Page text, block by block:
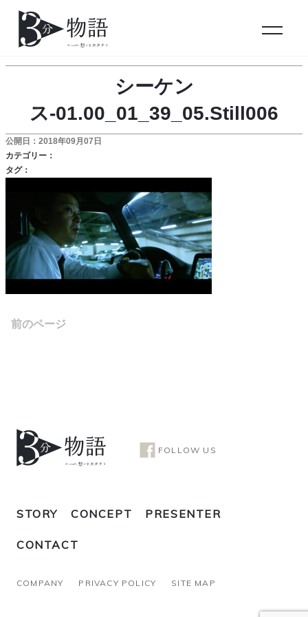
シーケン
ス-01.00_01_39_05.Still006
公開日：2018年09月07日
カテゴリー：
タグ：
前のページ
FOLLOW US
STORY CONCEPT PRESENTER
CONTACT
COMPANY PRIVACY POLICY SITE MAP